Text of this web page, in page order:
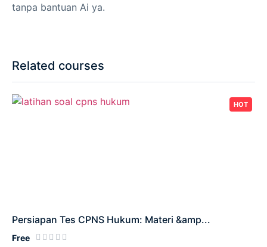
tanpa bantuan Ai ya.
Related courses
HOT
Persiapan Tes CPNS Hukum: Materi &amp...
Free